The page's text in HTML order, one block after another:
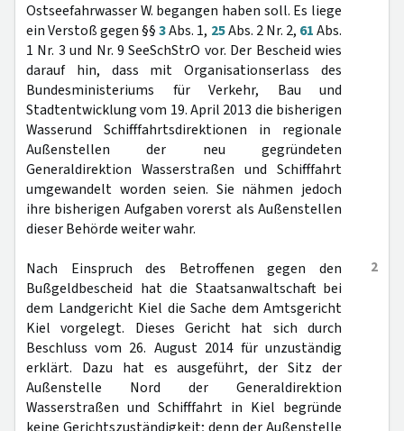
Ostseefahrwasser W. begangen haben soll. Es liege
ein Verstoß gegen §§3Abs. 1, 25Abs. 2 Nr. 2, 61Abs.
1 Nr. 3 und Nr. 9 SeeSchStrO vor. Der Bescheid wies
darauf hin, dass mit Organisationserlass des
Bundesministeriums für Verkehr, Bau und
Stadtentwicklung vom 19. April 2013 die bisherigen
Wasserund Schifffahrtsdirektionen in regionale
Außenstellen der neu gegründeten
Generaldirektion Wasserstraßen und Schifffahrt
umgewandelt worden seien. Sie nähmen jedoch
ihre bisherigen Aufgaben vorerst als Außenstellen
dieser Behörde weiter wahr.
2
Nach Einspruch des Betroffenen gegen den
Bußgeldbescheid hat die Staatsanwaltschaft bei
dem Landgericht Kiel die Sache dem Amtsgericht
Kiel vorgelegt. Dieses Gericht hat sich durch
Beschluss vom 26. August 2014 für unzuständig
erklärt. Dazu hat es ausgeführt, der Sitz der
Außenstelle Nord der Generaldirektion
Wasserstraßen und Schifffahrt in Kiel begründe